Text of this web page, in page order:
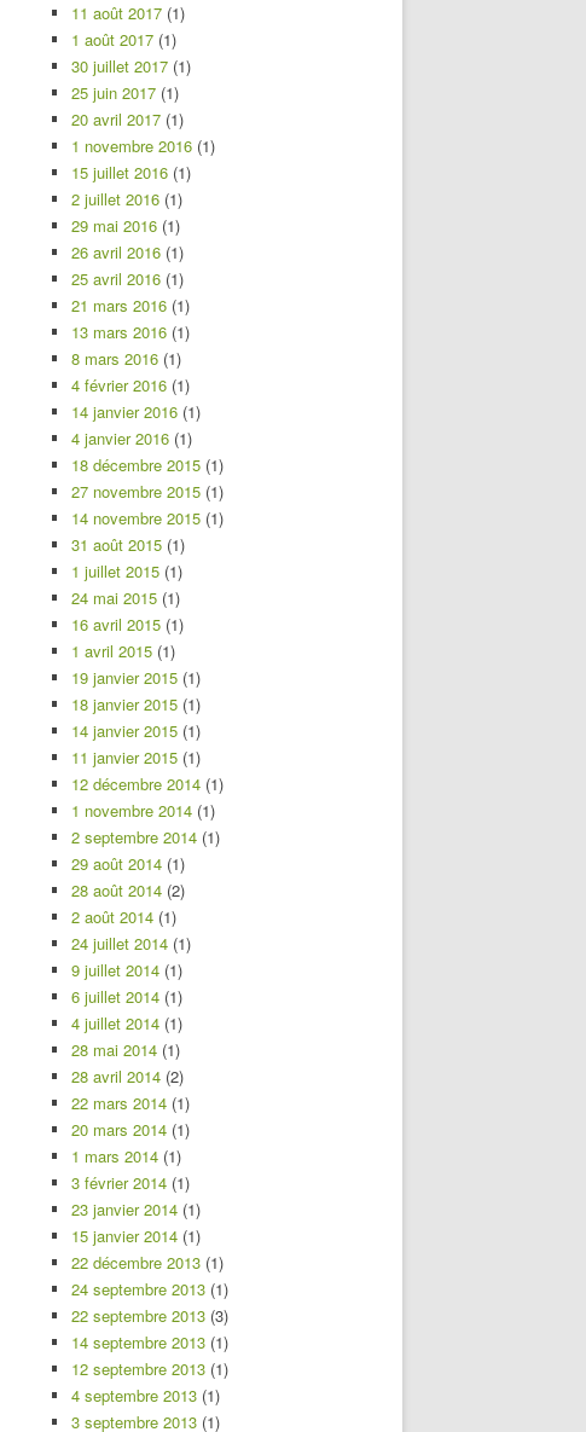
11 août 2017 (1)
1 août 2017 (1)
30 juillet 2017 (1)
25 juin 2017 (1)
20 avril 2017 (1)
1 novembre 2016 (1)
15 juillet 2016 (1)
2 juillet 2016 (1)
29 mai 2016 (1)
26 avril 2016 (1)
25 avril 2016 (1)
21 mars 2016 (1)
13 mars 2016 (1)
8 mars 2016 (1)
4 février 2016 (1)
14 janvier 2016 (1)
4 janvier 2016 (1)
18 décembre 2015 (1)
27 novembre 2015 (1)
14 novembre 2015 (1)
31 août 2015 (1)
1 juillet 2015 (1)
24 mai 2015 (1)
16 avril 2015 (1)
1 avril 2015 (1)
19 janvier 2015 (1)
18 janvier 2015 (1)
14 janvier 2015 (1)
11 janvier 2015 (1)
12 décembre 2014 (1)
1 novembre 2014 (1)
2 septembre 2014 (1)
29 août 2014 (1)
28 août 2014 (2)
2 août 2014 (1)
24 juillet 2014 (1)
9 juillet 2014 (1)
6 juillet 2014 (1)
4 juillet 2014 (1)
28 mai 2014 (1)
28 avril 2014 (2)
22 mars 2014 (1)
20 mars 2014 (1)
1 mars 2014 (1)
3 février 2014 (1)
23 janvier 2014 (1)
15 janvier 2014 (1)
22 décembre 2013 (1)
24 septembre 2013 (1)
22 septembre 2013 (3)
14 septembre 2013 (1)
12 septembre 2013 (1)
4 septembre 2013 (1)
3 septembre 2013 (1)